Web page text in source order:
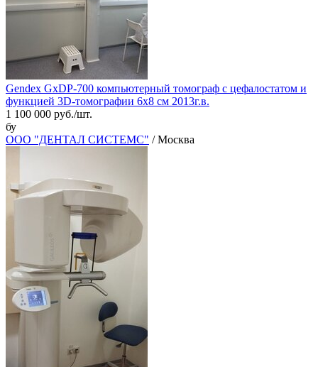
Gendex GxDP-700 компьютерный томограф с цефалостатом и
функцией 3D-томографии 6х8 см 2013г.в.
1 100 000 руб./шт.
бу
ООО "ДЕНТАЛ СИСТЕМС" / Москва